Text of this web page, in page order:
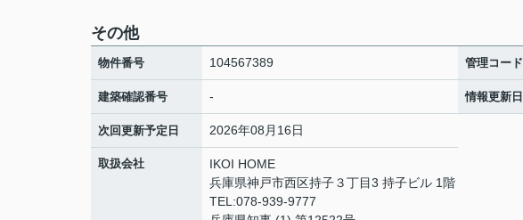
その他
物件番号 104567389 管理コード
建築確認番号 - 情報更新日
次回更新予定日 2026年08月16日
取扱会社
IKOI HOME
兵庫県神戸市西区持子３丁目3 持子ビル 1階
TEL:078-939-9777